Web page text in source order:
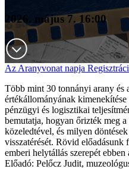
2026. május 7. 16:00
Az Aranyvonat napja
Több mint 30 tonnányi arany és
értékállományának
pénzügyi és logisztikai
bemutatja, hogyan őrizték meg
közeledtével, és milyen
visszatérését. Rövid előadásunk
emberi helytállás szerepét
Előadó: Pelőcz Judit,